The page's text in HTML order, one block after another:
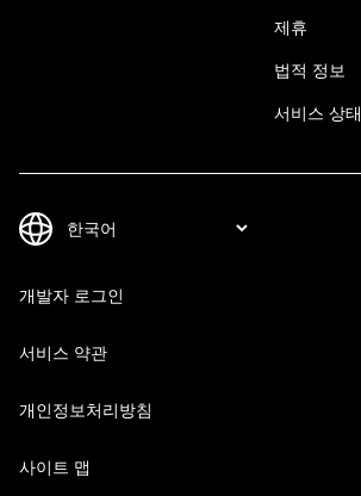
제휴
법적 정보
서비스 상태
개발자 로그인
서비스 약관
개인정보처리방침
사이트 맵